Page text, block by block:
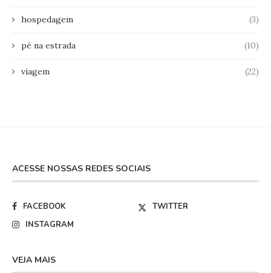
hospedagem (3)
pé na estrada (10)
viagem (22)
ACESSE NOSSAS REDES SOCIAIS
FACEBOOK
TWITTER
INSTAGRAM
VEJA MAIS